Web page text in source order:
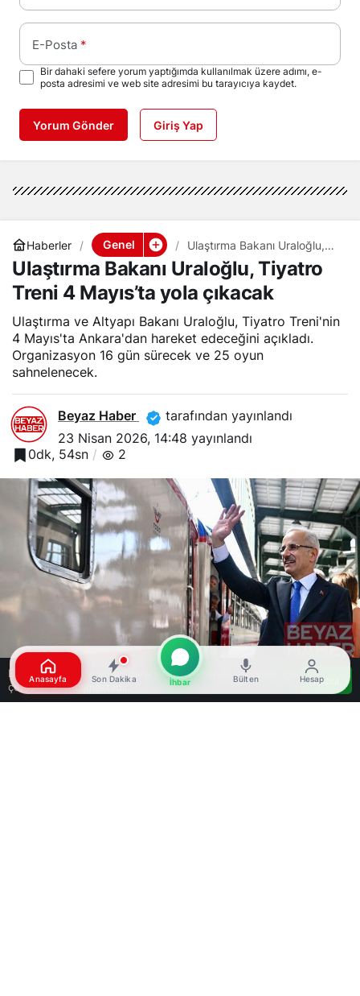
E-Posta *
Bir dahaki sefere yorum yaptığımda kullanılmak üzere adımı, e-
posta adresimi ve web site adresimi bu tarayıcıya kaydet.
Yorum Gönder Giriş Yap
Haberler Genel
Ulaştırma Bakanı Uraloğlu,
Tiyatro Treni 4 Mayıs’ta yola
çıkacak
Ulaştırma Bakanı Uraloğlu, Tiyatro
Treni 4 Mayıs’ta yola çıkacak
Ulaştırma ve Altyapı Bakanı Uraloğlu, Tiyatro Treni'nin
4 Mayıs'ta Ankara'dan hareket edeceğini açıkladı.
Organizasyon 16 gün sürecek ve 25 oyun
sahnelenecek.
Beyaz Haber
tarafından yayınlandı
23 Nisan 2026, 14:48 yayınlandı
0dk, 54sn
2
Bu web sitesinde en iyi deneyimi yaşamanızı sağlamak için
çerezler kullanılmaktadır.
Kabul
Anasayfa Son Dakika İhbar Bülten Hesap